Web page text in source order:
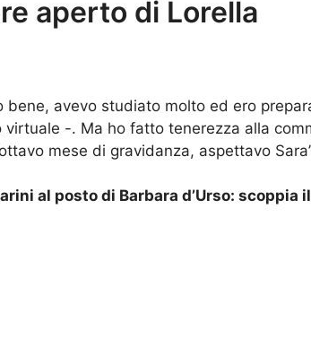
aperto di Lorella
avevo studiato molto ed ero
-. Ma ho fatto tenerezza alla
mese di gravidanza, aspettavo
al posto di Barbara d’Urso: scoppia